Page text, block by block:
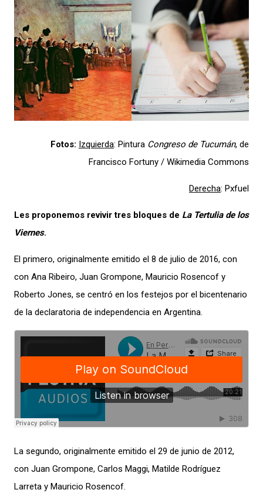
Fotos: Izquierda: Pintura Congreso de Tucumán, de
Francisco Fortuny / Wikimedia Commons
Derecha: Pxfuel
Les proponemos revivir tres bloques de La Tertulia de los
Viernes.
El primero, originalmente emitido el 8 de julio de 2016, con
con Ana Ribeiro, Juan Grompone, Mauricio Rosencof y
Roberto Jones, se centró en los festejos por el bicentenario
de la declaratoria de independencia en Argentina.
La segundo, originalmente emitido el 29 de junio de 2012,
con Juan Grompone, Carlos Maggi, Matilde Rodríguez
Larreta y Mauricio Rosencof.​